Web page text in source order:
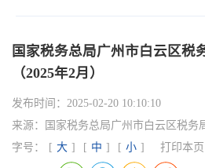
国家税务总局广州市白云区税
（2025年2月）
发布时间： 2025-02-20 10:10:10
来源：
国家税务总局广州市白云区税务
字号：
[ 大 ] [ 中 ] [ 小 ] 打印本页